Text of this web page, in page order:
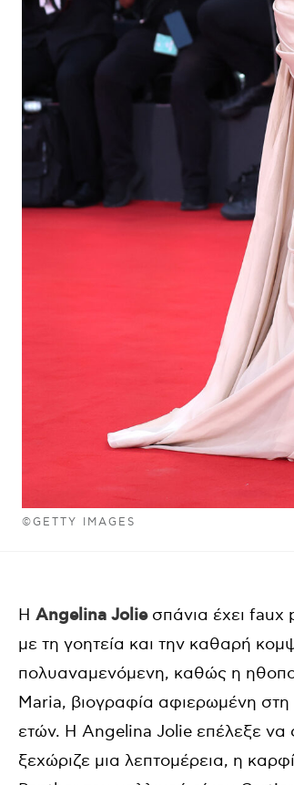
©GETTY IMAGES
Η Angelina Jolieσπάνια έχει faux
με τη γοητεία και την καθαρή
πολυαναμενόμενη, καθώς η
Maria, βιογραφία αφιερωμένη στη
ετών. Η Angelina Jolie επέλεξε
ξεχώριζε μια λεπτομέρεια, η